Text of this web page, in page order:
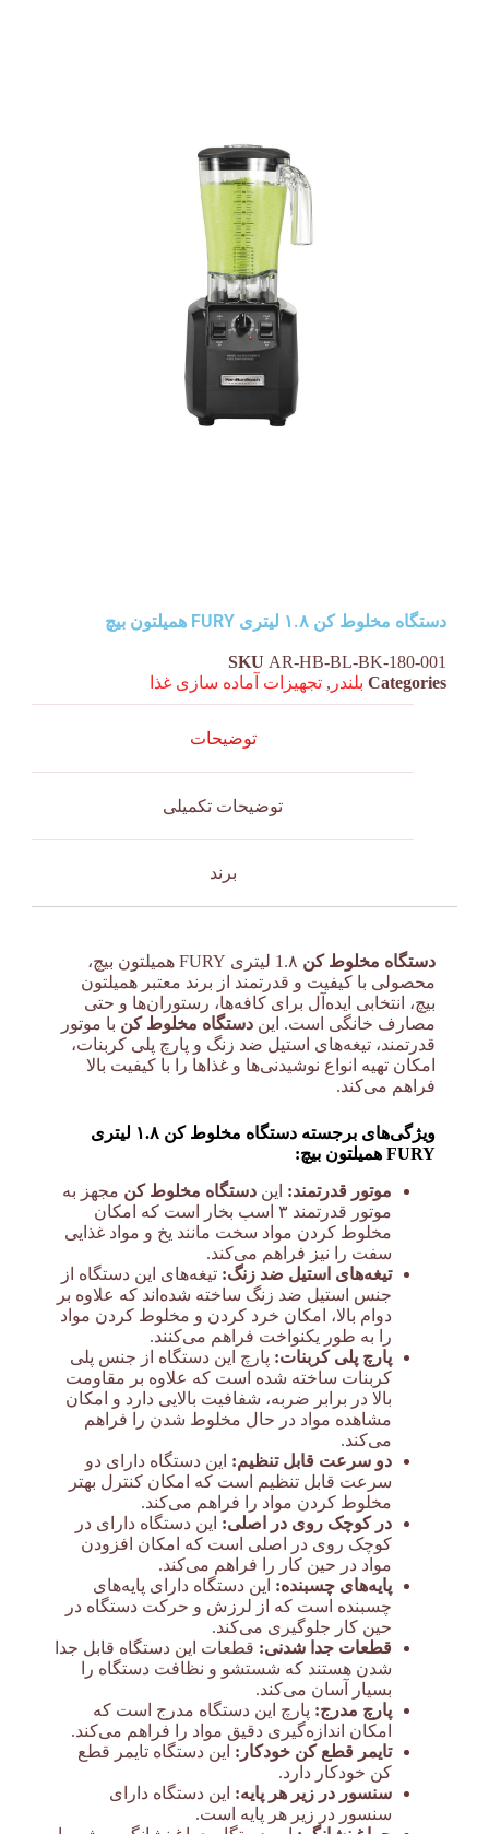
دستگاه مخلوط کن ۱.۸ لیتری FURY همیلتون بیچ
SKU AR-HB-BL-BK-180-001
Categories بلندر , تجهیزات آماده سازی غذا
توضیحات
توضیحات تکمیلی
برند
دستگاه مخلوط کن
1.۸ لیتری FURY همیلتون بیچ،
محصولی با کیفیت و قدرتمند از برند معتبر همیلتون
بیچ، انتخابی ایده‌آل برای کافه‌ها، رستوران‌ها و حتی
مصارف خانگی است. این دستگاه مخلوط کن با موتور
قدرتمند، تیغه‌های استیل ضد زنگ و پارچ پلی کربنات،
امکان تهیه انواع نوشیدنی‌ها و غذاها را با کیفیت بالا
فراهم می‌کند.
ویژگی‌های برجسته دستگاه مخلوط کن ۱.۸ لیتری
FURY همیلتون بیچ:
موتور قدرتمند: این دستگاه مخلوط کن مجهز به
موتور قدرتمند ۳ اسب بخار است که امکان
مخلوط کردن مواد سخت مانند یخ و مواد غذایی
سفت را نیز فراهم می‌کند.
تیغه‌های استیل ضد زنگ: تیغه‌های این دستگاه از
جنس استیل ضد زنگ ساخته شده‌اند که علاوه بر
دوام بالا، امکان خرد کردن و مخلوط کردن مواد
را به طور یکنواخت فراهم می‌کنند.
پارچ پلی کربنات: پارچ این دستگاه از جنس پلی
کربنات ساخته شده است که علاوه بر مقاومت
بالا در برابر ضربه، شفافیت بالایی دارد و امکان
مشاهده مواد در حال مخلوط شدن را فراهم
می‌کند.
دو سرعت قابل تنظیم: این دستگاه دارای دو
سرعت قابل تنظیم است که امکان کنترل بهتر
مخلوط کردن مواد را فراهم می‌کند.
در کوچک روی در اصلی: این دستگاه دارای در
کوچک روی در اصلی است که امکان افزودن
مواد در حین کار را فراهم می‌کند.
پایه‌های چسبنده: این دستگاه دارای پایه‌های
چسبنده است که از لرزش و حرکت دستگاه در
حین کار جلوگیری می‌کند.
قطعات جدا شدنی: قطعات این دستگاه قابل جدا
شدن هستند که شستشو و نظافت دستگاه را
بسیار آسان می‌کند.
پارچ مدرج: پارچ این دستگاه مدرج است که
امکان اندازه‌گیری دقیق مواد را فراهم می‌کند.
تایمر قطع کن خودکار: این دستگاه تایمر قطع
کن خودکار دارد.
سنسور در زیر هر پایه: این دستگاه دارای
سنسور در زیر هر پایه است.